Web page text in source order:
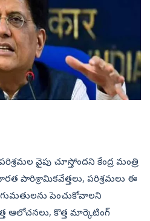
వైపు చూస్తోందని కేంద్ర మంత్రి
పారిశ్రామికవేత్తలు, పరిశ్రమలు ఈ
పెంచుకోవాలని
ఆలోచనలు, కొత్త మార్కెటింగ్‌